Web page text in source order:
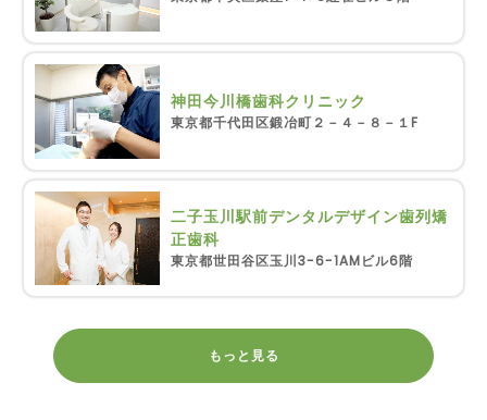
神田今川橋歯科クリニック
東京都千代田区鍛冶町２－４－８－１F
二子玉川駅前デンタルデザイン歯列矯
正歯科
東京都世田谷区玉川3-6-1AMビル6階
もっと見る